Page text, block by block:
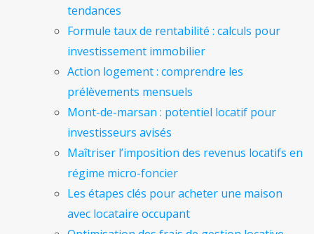
tendances
Formule taux de rentabilité : calculs pour
investissement immobilier
Action logement : comprendre les
prélèvements mensuels
Mont-de-marsan : potentiel locatif pour
investisseurs avisés
Maîtriser l’imposition des revenus locatifs en
régime micro-foncier
Les étapes clés pour acheter une maison
avec locataire occupant